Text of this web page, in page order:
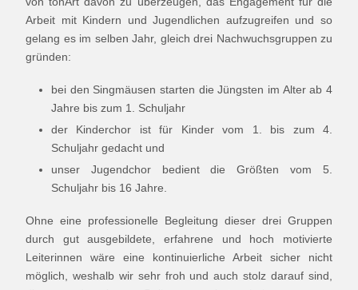
Arbeit mit Kindern und Jugendlichen aufzugreifen und so
gelang es im selben Jahr, gleich drei Nachwuchsgruppen zu
gründen:
bei den Singmäusen starten die Jüngsten im Alter ab 4
Jahre bis zum 1. Schuljahr
der Kinderchor ist für Kinder vom 1. bis zum 4.
Schuljahr gedacht und
unser Jugendchor bedient die Größten vom 5.
Schuljahr bis 16 Jahre.
Ohne eine professionelle Begleitung dieser drei Gruppen
durch gut ausgebildete, erfahrene und hoch motivierte
Leiterinnen wäre eine kontinuierliche Arbeit sicher nicht
möglich, weshalb wir sehr froh und auch stolz darauf sind,